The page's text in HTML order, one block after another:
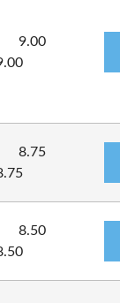
9.00
8.75
8.50